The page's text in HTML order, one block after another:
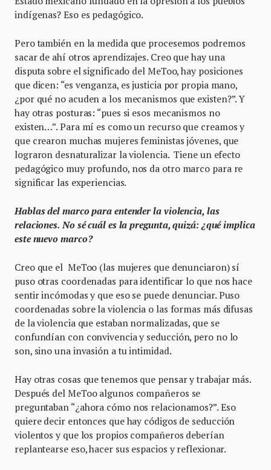
indígenas? Eso es pedagógico.
Pero también en la medida que procesemos podremos
sacar de ahí otros aprendizajes. Creo que hay una
disputa sobre el significado del MeToo, hay posiciones
que dicen: “es venganza, es justicia por propia mano,
¿por qué no acuden a los mecanismos que existen?”. Y
hay otras posturas: “pues si esos mecanismos no
existen…”. Para mí es como un recurso que creamos y
que crearon muchas mujeres feministas jóvenes, que
lograron desnaturalizar la violencia. Tiene un efecto
pedagógico muy profundo, nos da otro marco para re
significar las experiencias.
Hablas del marco para entender la violencia, las
relaciones. No sé cuál es la pregunta, quizá: ¿qué implica
este nuevo marco?
Creo que el MeToo (las mujeres que denunciaron) sí
puso otras coordenadas para identificar lo que nos hace
sentir incómodas y que eso se puede denunciar. Puso
coordenadas sobre la violencia o las formas más difusas
de la violencia que estaban normalizadas, que se
confundían con convivencia y seducción, pero no lo
son, sino una invasión a tu intimidad.
Hay otras cosas que tenemos que pensar y trabajar más.
Después del MeToo algunos compañeros se
preguntaban “¿ahora cómo nos relacionamos?”. Eso
quiere decir entonces que hay códigos de seducción
violentos y que los propios compañeros deberían
replantearse eso, hacer sus espacios y reflexionar.